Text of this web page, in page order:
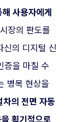
사용자에게
장의 판도를
신의 디지털 신
증을 마칠 수
병목 현상을
차의 전면 자동
획기적으로